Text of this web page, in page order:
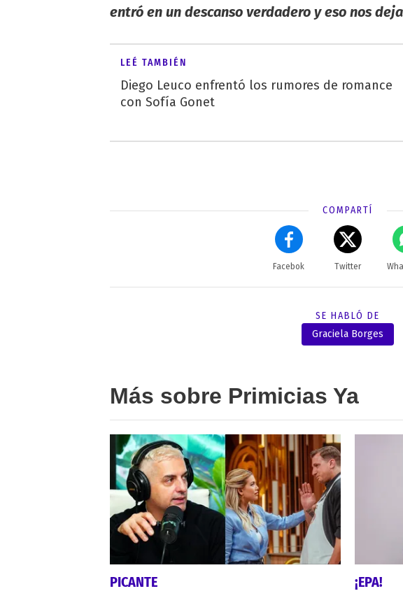
entró en un descanso verdadero y eso nos
LEÉ TAMBIÉN
Diego Leuco enfrentó los rumores de romance
con Sofía Gonet
COMPARTÍ
Facebok Twitter
SE HABLÓ DE
Graciela Borges
Más sobre Primicias Ya
PICANTE
¡EPA!